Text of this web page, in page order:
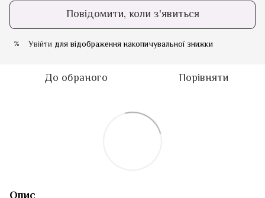
Повідомити, коли з'явиться
% Увійти для відображення накопичувальної знижки
До обраного Порівняти